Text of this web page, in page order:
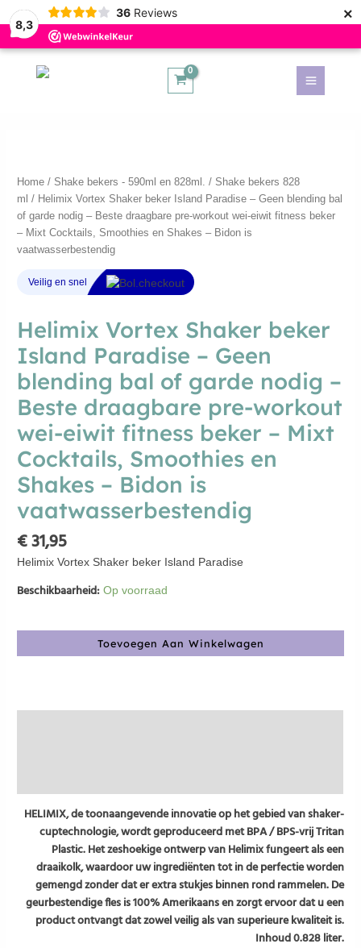
8,3
36 Reviews ×
Main
Menu
Home / Shake bekers - 590ml en 828ml. / Shake bekers 828
ml / Helimix Vortex Shaker beker Island Paradise – Geen blending bal
of garde nodig – Beste draagbare pre-workout wei-eiwit fitness beker
– Mixt Cocktails, Smoothies en Shakes – Bidon is
vaatwasserbestendig
Helimix Vortex Shaker beker
Island Paradise – Geen
blending bal of garde nodig –
Beste draagbare pre-workout
wei-eiwit fitness beker – Mixt
Cocktails, Smoothies en
Shakes – Bidon is
vaatwasserbestendig
€31,95
Helimix Vortex Shaker beker Island Paradise
Beschikbaarheid: Op voorraad
Helimix
Vortex
Shaker
beker
Island
blending
bal
of
garde
nodig
-
Beste
draagbare
pre-
workout
wei-
eiwit
fitness
beker
Cocktails,
-
Toevoegen Aan Winkelwagen
HELIMIX, de toonaangevende innovatie op het gebied van shaker-
cuptechnologie, wordt geproduceerd met BPA / BPS-vrij Tritan
Plastic. Het zeshoekige ontwerp van Helimix fungeert als een
draaikolk, waardoor uw ingrediënten tot in de perfectie worden
gemengd zonder dat er extra stukjes binnen rond rammelen. De
geurbestendige fles is 100% Amerikaans en zorgt ervoor dat u een
product ontvangt dat zowel veilig als van superieure kwaliteit is.
Inhoud 0.828 liter.